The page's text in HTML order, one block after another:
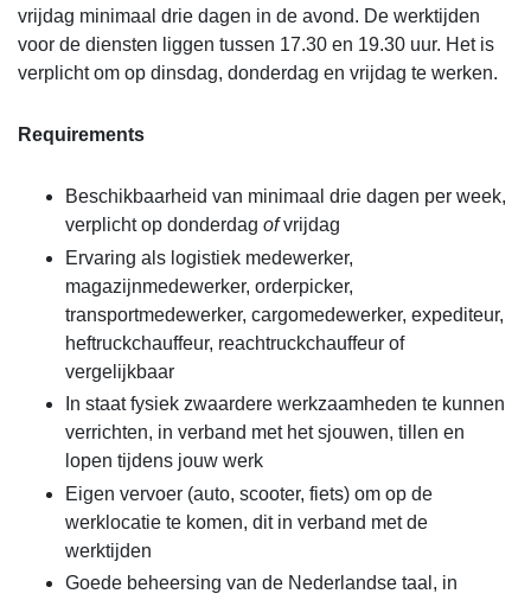
vrijdag minimaal drie dagen in de avond. De werktijden
voor de diensten liggen tussen 17.30 en 19.30 uur. Het is
verplicht om op dinsdag, donderdag en vrijdag te werken.
Requirements
Beschikbaarheid van minimaal drie dagen per week,
verplicht op donderdag ofvrijdag
Ervaring als logistiek medewerker,
magazijnmedewerker, orderpicker,
transportmedewerker, cargomedewerker, expediteur,
heftruckchauffeur, reachtruckchauffeur of
vergelijkbaar
In staat fysiek zwaardere werkzaamheden te kunnen
verrichten, in verband met het sjouwen, tillen en
lopen tijdens jouw werk
Eigen vervoer (auto, scooter, fiets) om op de
werklocatie te komen, dit in verband met de
werktijden
Goede beheersing van de Nederlandse taal, in